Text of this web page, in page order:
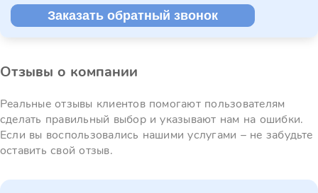
Заказать обратный звонок
Отзывы о компании
Реальные отзывы клиентов помогают пользователям
сделать правильный выбор и указывают нам на ошибки.
Если вы воспользовались нашими услугами – не забудьте
оставить свой отзыв.